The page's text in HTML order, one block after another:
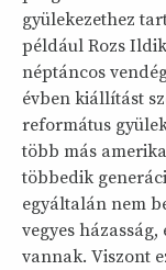
gyülekezethez
például Rozs
néptáncos
évben kiállítást
református
több más
többedik
egyáltalán nem
vegyes
vannak. Viszont